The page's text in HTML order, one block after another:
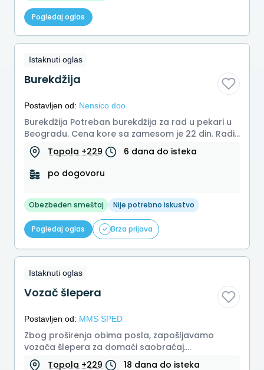
Pogledaj oglas
Istaknuti oglas
Burekdžija
Postavljen od: Nensico doo
Burekdžija Potreban burekdžija za rad u pekari u
Beogradu. Cena kore sa zamesom je 22 din. Radi
se do 450 kora dnevno. R...
Topola +229
6 dana do isteka
po dogovoru
Obezbeđen smeštaj Nije potrebno iskustvo
Pogledaj oglas Brza prijava
Istaknuti oglas
Vozač šlepera
Postavljen od: MMS SPED
Zbog proširenja obima posla, zapošljavamo
vozača šlepera za domaći saobraćaj.
Tahografska kartica Poželjno radno iskustv...
Topola +229 18 dana do isteka